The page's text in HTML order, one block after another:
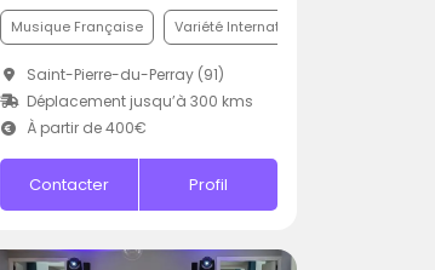
Musique Française Variété Internationale
Saint-Pierre-du-Perray (91)
Déplacement jusqu’à 300 kms
À partir de 400€
Contacter Profil